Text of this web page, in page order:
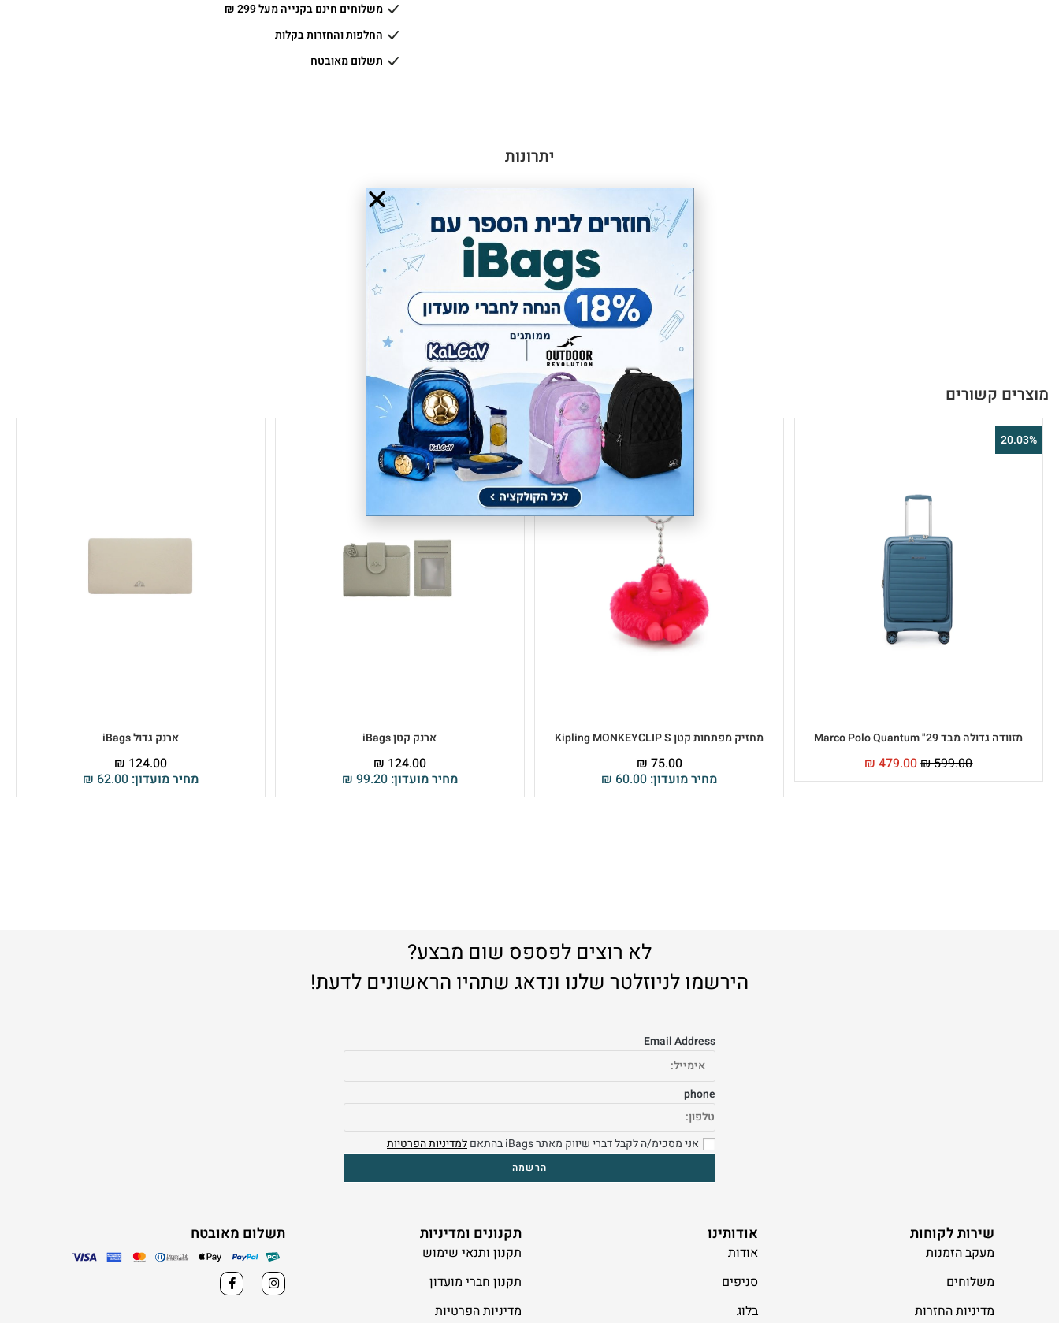
משלוחים חינם בקנייה מעל 299 ₪
החלפות והחזרות בקלות
תשלום מאובטח
יתרונות
מעל 299 ₪
מוצרים קשורים
20.03%
מזוודה גדולה מבד 29" Marco Polo Quantum
₪599.00
₪ 479.00
מחזיק מפתחות קטן Kipling MONKEYCLIP S
מחיר מועדון: ₪ 60.00
₪ 75.00
ארנק קטן iBags
מחיר מועדון: ₪ 99.20
₪ 124.00
ארנק גדול iBags
מחיר מועדון: ₪ 62.00
₪ 124.00
לא רוצים לפספס שום מבצע?
הירשמו לניוזלטר שלנו ונדאג שתהיו הראשונים לדעת!
Email Address
phone
אני מסכימ/ה לקבל דברי שיווק מאתר iBags בהתאם למדיניות הפרטיות
שירות לקוחות
מעקב הזמנות
משלוחים
מדיניות החזרות
אודותינו
אודות
סניפים
בלוג
תקנונים ומדיניות
תקנון ותנאי שימוש
תקנון חברי מועדון
מדיניות הפרטיות
תשלום מאובטח